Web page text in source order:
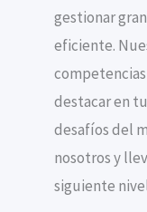
gestionar
eficiente.
destacar en
desafíos del
nosotros y
siguiente